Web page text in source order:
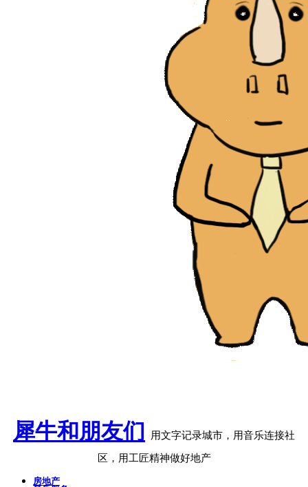
犀牛和朋友们 用文字记录城市，用音乐连接社
区，用工匠精神做好地产
房地产